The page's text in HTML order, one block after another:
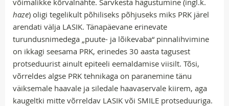
haze) oligi tegelikult põhiliseks põhjuseks miks PRK järel
arendati välja LASIK. Tänapäevane erinevate
turundusnimedega „puute- ja lõikevaba“ pinnalihvimine
on ikkagi seesama PRK, erinedes 30 aasta tagusest
protseduurist ainult epiteeli eemaldamise viisilt. Tõsi,
võrreldes algse PRK tehnikaga on paranemine tänu
väiksemale haavale ja siledale haavaservale kiirem, aga
kaugeltki mitte võrreldav LASIK või SMILE protseduuriga.